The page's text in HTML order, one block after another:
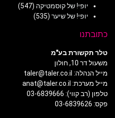
יופי! של קוסמטיקה (547)
יופי! של שיער (535)
כתובתנו
טלר תקשורת בע"מ
משעול דר 10, חולון
מייל הנהלה: taler@taler.co.il
מייל מערכת: anat@taler.co.il
טלפון (רב קווי): 03-6839666
פקס: 03-6839626